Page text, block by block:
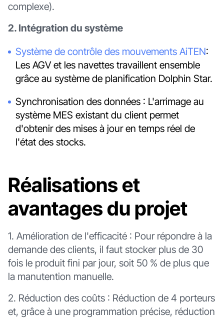
complexe).
2. Intégration du système
Système de contrôle des mouvements AiTEN:
Les AGV et les navettes travaillent ensemble
grâce au système de planification Dolphin Star.
Synchronisation des données : L'arrimage au
système MES existant du client permet
d'obtenir des mises à jour en temps réel de
l'état des stocks.
Réalisations et
avantages du projet
1. Amélioration de l'efficacité : Pour répondre à la
demande des clients, il faut stocker plus de 30
fois le produit fini par jour, soit 50 % de plus que
la manutention manuelle.
2. Réduction des coûts : Réduction de 4 porteurs
et, grâce à une programmation précise, réduction